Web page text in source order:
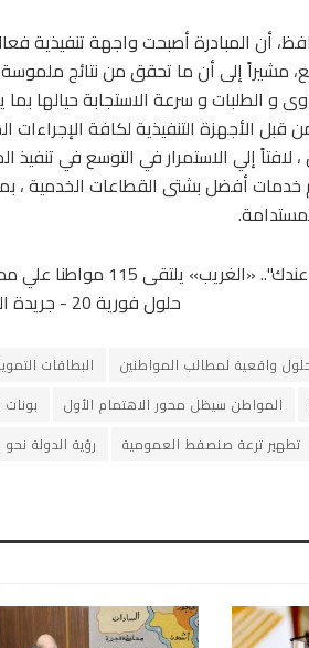
أن المبادرة أصبحت واجهة تنفيذية
مشيراً إلى أن ما تحقق من نتائج
و الطلبات و سرعة الاستجابة حيالها
قبل الأجهزة التنفيذية لكافة
، لافتاً إلي الاستمرار في التوسع في
أفضل بشتى القطاعات الخدمية ، بما
واقعية لمطالب المواطنين البطاقات
المواطن سيظل محور الاهتمام الأول
تطهير ترعة صنصفط العمومية رؤية الدولة نحو